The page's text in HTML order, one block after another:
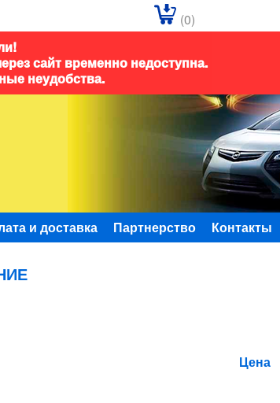
(0)
сайт временно недоступна.
неудобства.
и доставка Партнерство Контакты
Цена